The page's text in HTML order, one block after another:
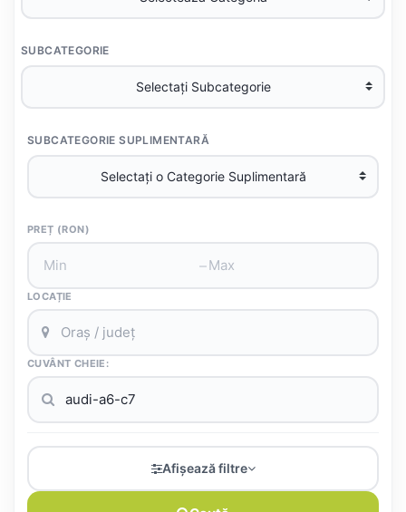
SUBCATEGORIE
SUBCATEGORIE SUPLIMENTARĂ
PREȚ (RON)
–
LOCAȚIE
CUVÂNT CHEIE:
Afișează filtre